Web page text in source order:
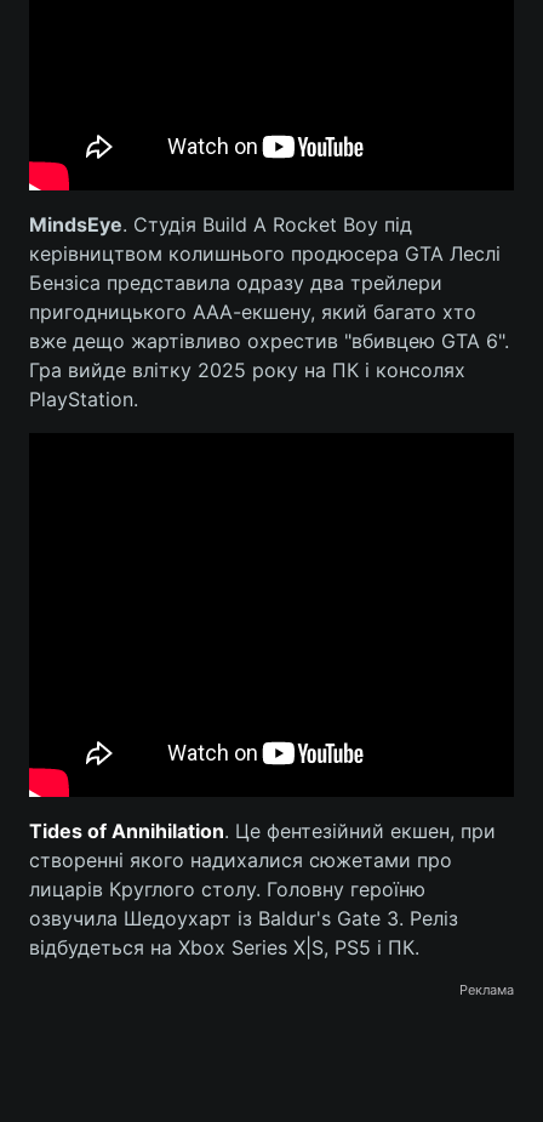
Відео з Youtube Статті
Архів Вакансії
Контакти
Послуги
MindsEye. Студія Build A Rocket Boy під
керівництвом колишнього продюсера GTA Леслі
Бензіса представила одразу два трейлери
пригодницького ААА-екшену, який багато хто
вже дещо жартівливо охрестив "вбивцею GTA 6".
Гра вийде влітку 2025 року на ПК і консолях
PlayStation.
Tides of Annihilation. Це фентезійний екшен, при
створенні якого надихалися сюжетами про
лицарів Круглого столу. Головну героїню
озвучила Шедоухарт із Baldur's Gate 3. Реліз
відбудеться на Xbox Series X|S, PS5 і ПК.
Реклама